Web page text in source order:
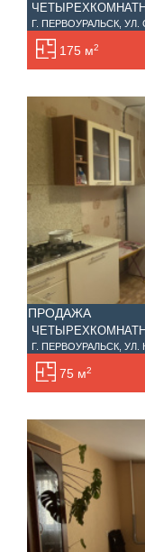
Г. ПЕРВОУРАЛЬСК,
175 м2
ПРОДАЖА
Г. ПЕРВОУРАЛЬСК, УЛ.
75 м2